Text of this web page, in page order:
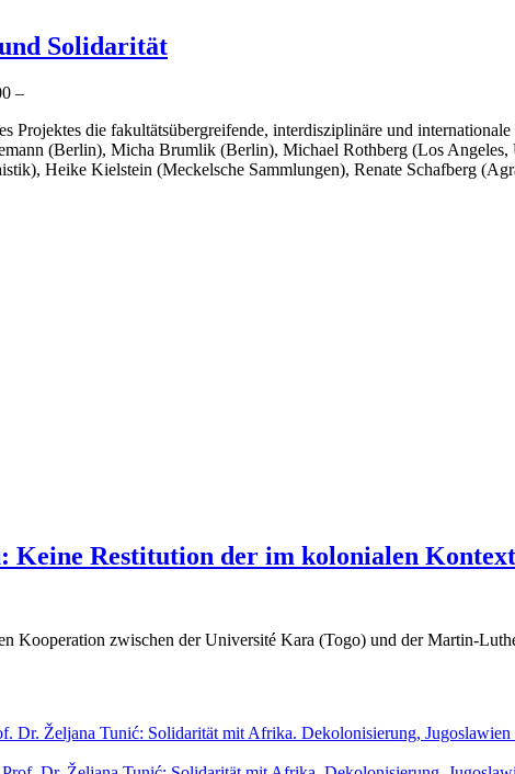
Solidarität
–
Projektes die fakultätsübergreifende, interdisziplinäre und
(Berlin), Micha Brumlik (Berlin), Michael Rothberg (Los
Heike Kielstein (Meckelsche Sammlungen), Renate Schafberg
Keine Restitution der im kolonialen
Kooperation zwischen der Université Kara (Togo) und der Martin-
Dr. Željana Tunić: Solidarität mit Afrika. Dekolonisierung,